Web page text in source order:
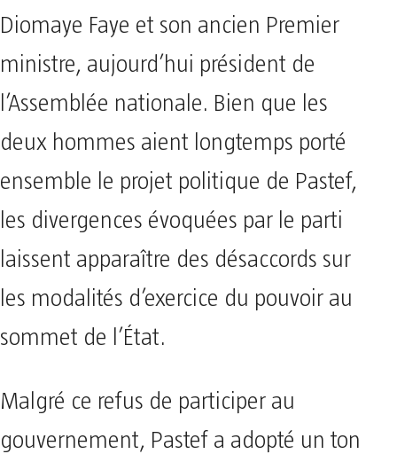
Diomaye Faye et son ancien Premier
ministre, aujourd’hui président de
l’Assemblée nationale. Bien que les
deux hommes aient longtemps porté
ensemble le projet politique de Pastef,
les divergences évoquées par le parti
laissent apparaître des désaccords sur
les modalités d’exercice du pouvoir au
sommet de l’État.
Malgré ce refus de participer au
gouvernement, Pastef a adopté un ton